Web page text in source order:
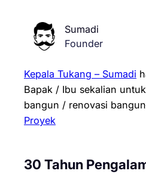
Sumadi
Founder
Kepala Tukang – Sumadi
Bapak / Ibu sekalian
bangun / renovasi
Proyek
30 Tahun